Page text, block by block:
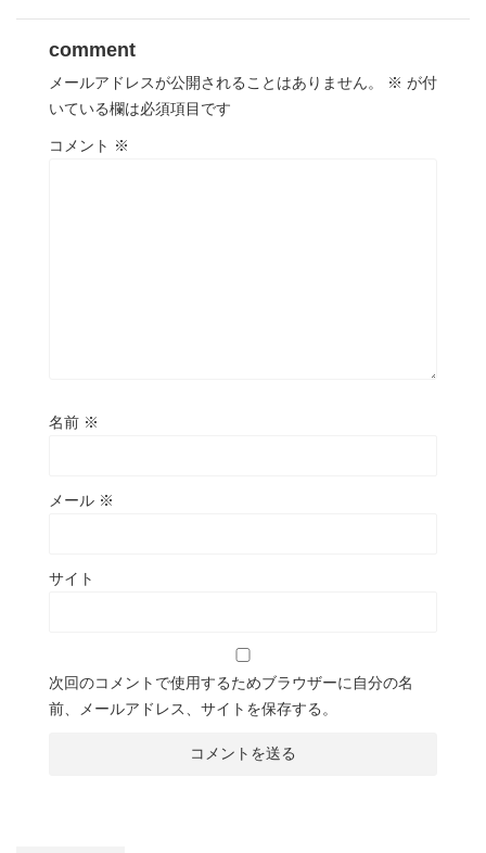
comment
メールアドレスが公開されることはありません。 ※ が付
いている欄は必須項目です
コメント ※
名前 ※
メール ※
サイト
次回のコメントで使用するためブラウザーに自分の名
前、メールアドレス、サイトを保存する。